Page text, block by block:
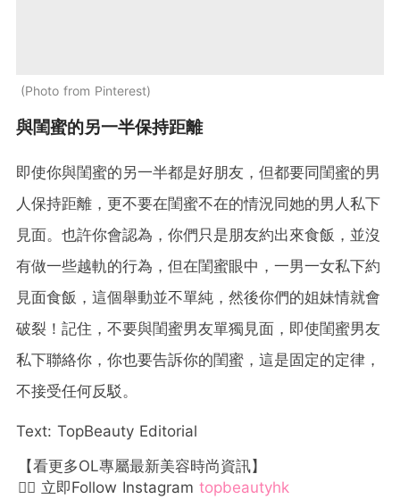
Photo from Pinterest
與閨蜜的另一半保持距離
即使你與閨蜜的另一半都是好朋友，但都要同閨蜜的男
人保持距離，更不要在閨蜜不在的情況同她的男人私下
見面。也許你會認為，你們只是朋友約出來食飯，並沒
有做一些越軌的行為，但在閨蜜眼中，一男一女私下約
見面食飯，這個舉動並不單純，然後你們的姐妹情就會
破裂！記住，不要與閨蜜男友單獨見面，即使閨蜜男友
私下聯絡你，你也要告訴你的閨蜜，這是固定的定律，
不接受任何反駁。
Text: TopBeauty Editorial
【看更多OL專屬最新美容時尚資訊】
👉🏻 立即Follow Instagram topbeautyhk